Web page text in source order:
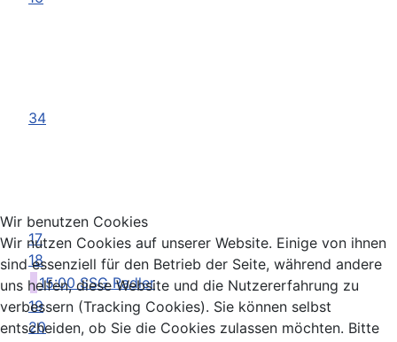
34
17
18
15:00 SSG Radler
19
20
Wir benutzen Cookies
Wir nutzen Cookies auf unserer Website. Einige von ihnen
sind essenziell für den Betrieb der Seite, während andere
uns helfen, diese Website und die Nutzererfahrung zu
verbessern (Tracking Cookies). Sie können selbst
entscheiden, ob Sie die Cookies zulassen möchten. Bitte